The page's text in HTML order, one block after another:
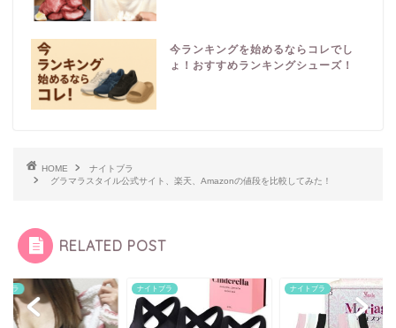
今ランキングを始めるならコレでし
ょ！おすすめランキングシューズ！
HOME
ナイトブラ
グラマラスタイル公式サイト、楽天、Amazonの値段を比較してみた！
RELATED POST
ブラ ナイトブラ ナイトブラ